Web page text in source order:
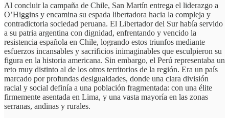
Al concluir la campaña de Chile, San Martín entrega el liderazgo a
O’Higgins y encamina su espada libertadora hacia la compleja y
contradictoria sociedad peruana. El Libertador del Sur había servido
a su patria argentina con dignidad, enfrentando y vencido la
resistencia española en Chile, logrando estos triunfos mediante
esfuerzos incansables y sacrificios inimaginables que esculpieron su
figura en la historia americana. Sin embargo, el Perú representaba un
reto muy distinto al de los otros territorios de la región. Era un país
marcado por profundas desigualdades, donde una clara división
racial y social definía a una población fragmentada: con una élite
firmemente asentada en Lima, y una vasta mayoría en las zonas
serranas, andinas y rurales.